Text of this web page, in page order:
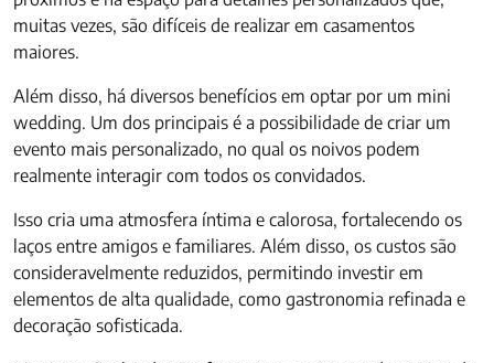
muitas vezes, são difíceis de realizar em casamentos
maiores.
Além disso, há diversos benefícios em optar por um mini
wedding. Um dos principais é a possibilidade de criar um
evento mais personalizado, no qual os noivos podem
realmente interagir com todos os convidados.
Isso cria uma atmosfera íntima e calorosa, fortalecendo os
laços entre amigos e familiares. Além disso, os custos são
consideravelmente reduzidos, permitindo investir em
elementos de alta qualidade, como gastronomia refinada e
decoração sofisticada.